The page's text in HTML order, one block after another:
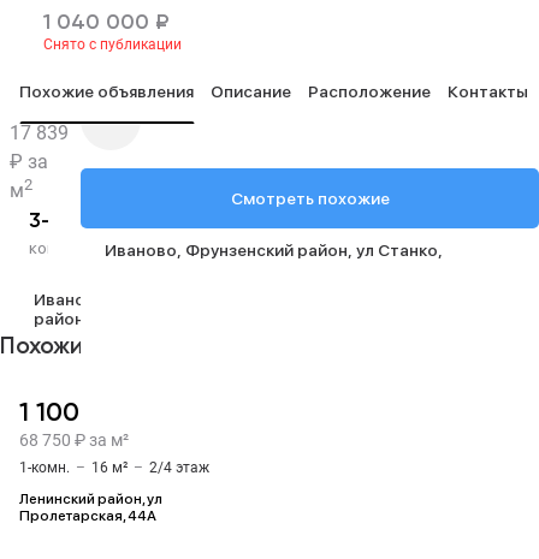
1 040 000 ₽
Снято с публикации
Похожие объявления Описание Расположение Контакты
Снято с публикации
₽
17 839
₽ за
м2
3-комн.
комнатностьобщая жилаякухня этаж
Иваново
район
Похожие объявления
1 100 000 ₽
68 750 ₽ за м²
1-комн. – 16 м² – 2/4 этаж
Ленинский район, ул
Пролетарская, 44А
1 040 000 ₽
Смотреть похожие
Иваново Фрунзенский район ул Станко